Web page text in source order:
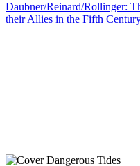
Daubner/Reinard/Rollinger:
their Allies in the Fifth